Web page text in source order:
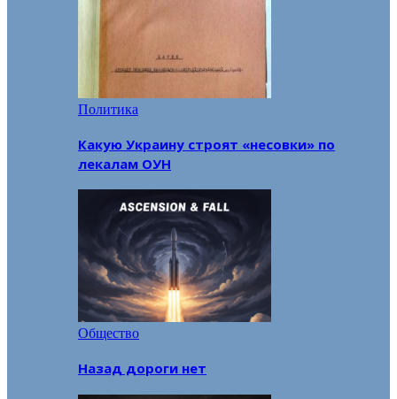
Политика
Какую Украину строят «несовки» по
лекалам ОУН
Общество
Назад дороги нет